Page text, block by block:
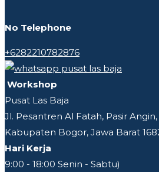
No Telephone
+6282210782876
Workshop
Pusat Las Baja
Jl. Pesantren Al Fatah, Pasir
Kabupaten Bogor, Jawa Barat
Hari Kerja
9:00 - 18:00 Senin - Sabtu)